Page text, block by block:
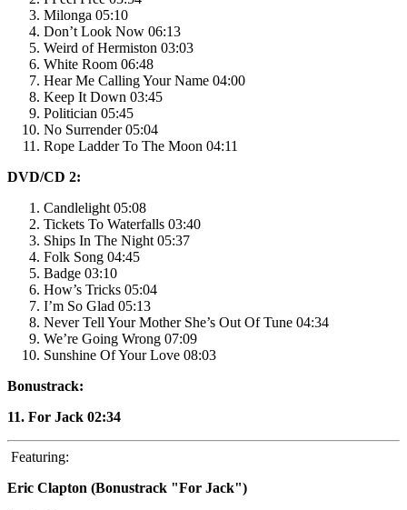
Milonga 05:10
Don’t Look Now 06:13
Weird of Hermiston 03:03
White Room 06:48
Hear Me Calling Your Name 04:00
Keep It Down 03:45
Politician 05:45
No Surrender 05:04
Rope Ladder To The Moon 04:11
DVD/CD 2:
Candlelight 05:08
Tickets To Waterfalls 03:40
Ships In The Night 05:37
Folk Song 04:45
Badge 03:10
How’s Tricks 05:04
I’m So Glad 05:13
Never Tell Your Mother She’s Out Of Tune 04:34
We’re Going Wrong 07:09
Sunshine Of Your Love 08:03
Bonustrack:
11. For Jack 02:34
Featuring:
Eric Clapton (Bonustrack "For Jack")